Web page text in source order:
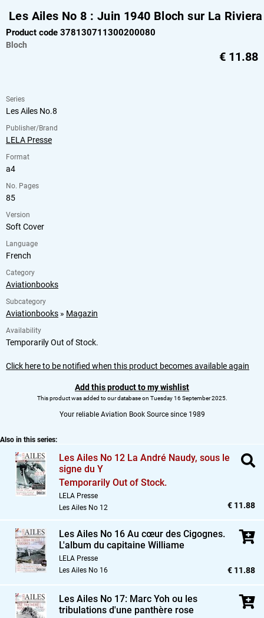
Les Ailes No 8 : Juin 1940 Bloch sur La Riviera
Product code 378130711300200080
Bloch
€ 11.88
Series
Les Ailes No.8
Publisher/Brand
LELA Presse
Format
a4
No. Pages
85
Version
Soft Cover
Language
French
Category
Aviationbooks
Subcategory
Aviationbooks » Magazin
Availability
Temporarily Out of Stock.
Click here to be notified when this product becomes available again
Add this product to my wishlist
This product was added to our database on Tuesday 16 September 2025.
Your reliable Aviation Book Source since 1989
Also in this series:
Les Ailes No 12 La André Naudy, sous le
signe du Y
Temporarily Out of Stock.
LELA Presse
Les Ailes No 12
€ 11.88
Les Ailes No 16 Au cœur des Cigognes.
L'album du capitaine Williame
LELA Presse
Les Ailes No 16
€ 11.88
Les Ailes No 17: Marc Yoh ou les
tribulations d'une panthère rose